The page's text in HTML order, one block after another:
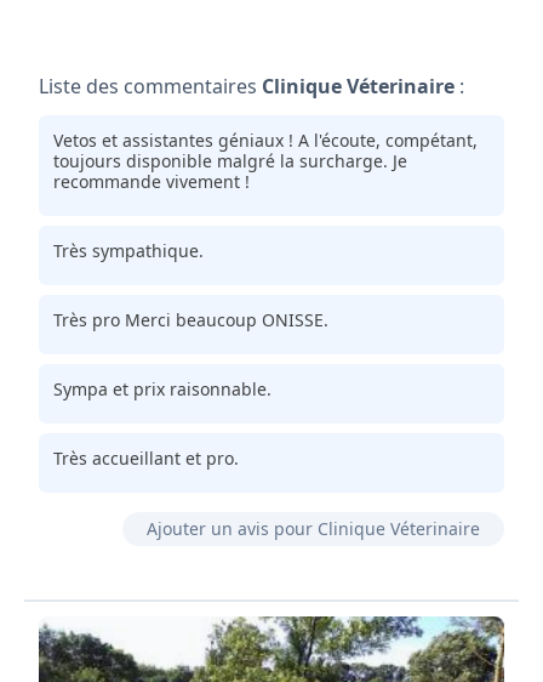
Liste des commentaires Clinique Véterinaire :
Vetos et assistantes géniaux ! A l'écoute, compétant,
toujours disponible malgré la surcharge. Je
recommande vivement !
Très sympathique.
Très pro Merci beaucoup ONISSE.
Sympa et prix raisonnable.
Très accueillant et pro.
Ajouter un avis pour Clinique Véterinaire